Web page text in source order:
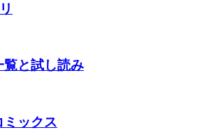
覧と試し読み
ミックス